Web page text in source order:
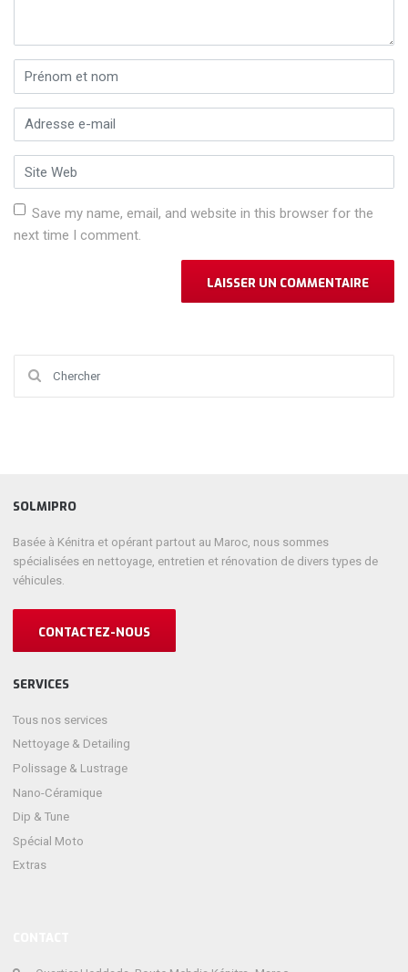
Prénom et nom
Adresse e-mail*
Site Web
Save my name, email, and website in this browser for the
next time I comment.
SOLMIPRO
Basée à Kénitra et opérant partout au Maroc, nous sommes
spécialisées en nettoyage, entretien et rénovation de divers types de
véhicules.
CONTACTEZ-NOUS
SERVICES
Tous nos services
Nettoyage & Detailing
Polissage & Lustrage
Nano-Céramique
Dip & Tune
Spécial Moto
Extras